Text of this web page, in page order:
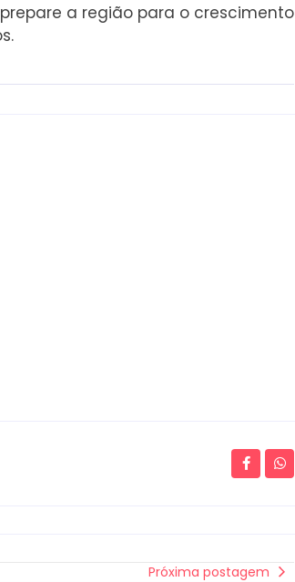
a região para o crescimento
Próxima postagem